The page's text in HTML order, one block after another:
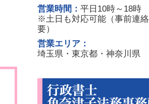
営業時間： 平日10時～18時
※土日も対応可能（事前連絡
要）
営業エリア：
埼玉県・東京都・神奈川県